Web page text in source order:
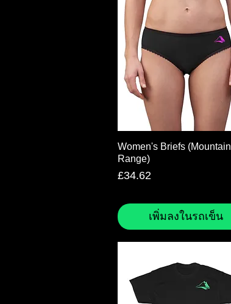
ดูข้อมูลด่วน
Women's Briefs (Mountain
Range)
ราคา
£34.62
เพิ่มลงในรถเข็น